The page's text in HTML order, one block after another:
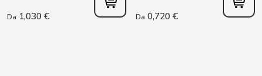
Da 1,030 € Da 0,720 €